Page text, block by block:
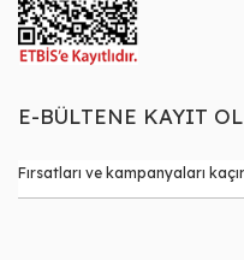
E-BÜLTENE KAYIT OL